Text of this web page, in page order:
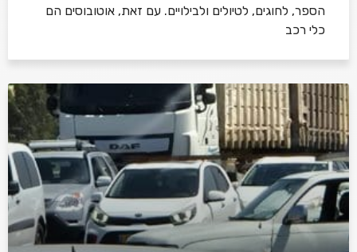
הספר, לחוגים, לטיולים ולבילויים. עם זאת, אוטובוסים הם
כלי רכב